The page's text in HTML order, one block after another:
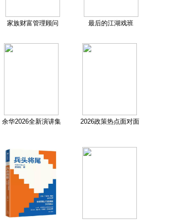
家族财富管理顾问 最后的江湖戏班
余华2026全新演讲集 2026政策热点面对面